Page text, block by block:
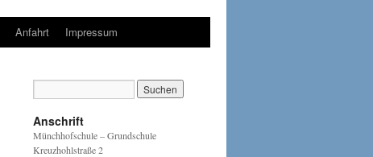
Anfahrt Impressum
Anschrift
Münchhofschule – Grundschule
Kreuzhohlstraße 2